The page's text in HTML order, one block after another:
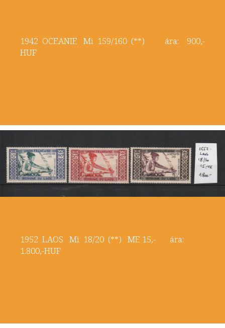
1942 OCEANIE Mi 159/160 (**) ára: 900,-
HUF
1952 LAOS Mi 18/20 (**) ME 15,- ára:
1.800,-HUF